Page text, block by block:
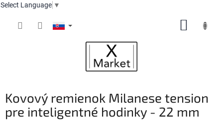
Select Language ▼
Kovový remienok Milanese tension
pre inteligentné hodinky - 22 mm